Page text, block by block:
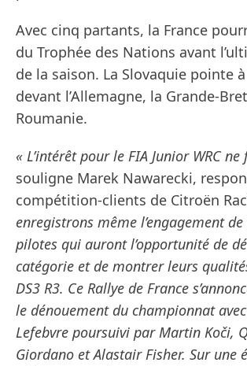
Avec cinq partants, la France
du Trophée des Nations avant
de la saison. La Slovaquie pointe
devant l’Allemagne, la Grande-
Roumanie.
« L’intérêt pour le FIA Junior WRC
souligne Marek Nawarecki,
compétition-clients de Citroën
enregistrons même l’engagement
pilotes qui auront l’opportunité de
catégorie et de montrer leurs
DS3 R3. Ce Rallye de France
le dénouement du championnat
Lefebvre poursuivi par Martin Koči,
Giordano et Alastair Fisher. Sur une